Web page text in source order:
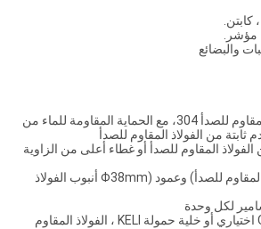
كابتن.
مؤشر.
والبضائع
1بنية كاملة من الفولاذ المقاوم للصدأ 304، مع الحماية المقاومة للماء من
ثابتة من الفولاذ المقاوم للصدأ
الفولاذ المقاوم للصدأ أو غطاء أعلى من الزاوية
3مع دعامة (304 الفولاذ المقاوم للصدأ) وعمود (Φ38mm أنبوب الفولاذ
5خلايا حمولة زميك OIML اختياري أو خلية حمولة KELI ، الفولاذ المقاوم